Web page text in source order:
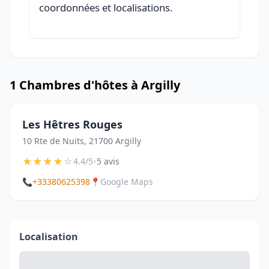
coordonnées et localisations.
1 Chambres d'hôtes à Argilly
Les Hêtres Rouges
10 Rte de Nuits, 21700 Argilly
★★★★☆4.4/5•5 avis
📞+33380625398 📍 Google Maps
Localisation